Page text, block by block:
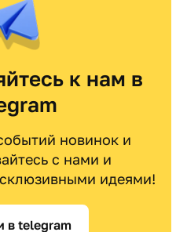
к нам в
новинок и
с нами и
идеями!
в telegram